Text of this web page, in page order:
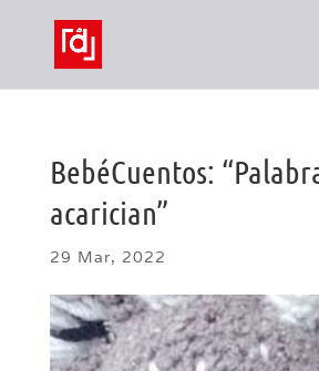
BebéCuentos:
acarician”
29 Mar, 2022